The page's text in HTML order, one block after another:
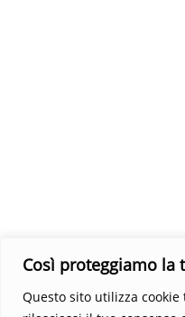
Così proteggiamo la
Questo sito utilizza